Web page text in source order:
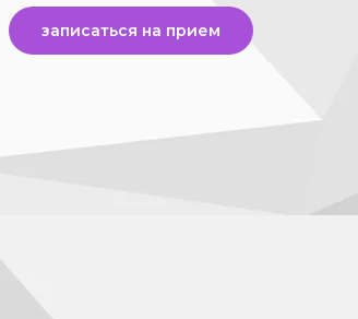
записаться на прием